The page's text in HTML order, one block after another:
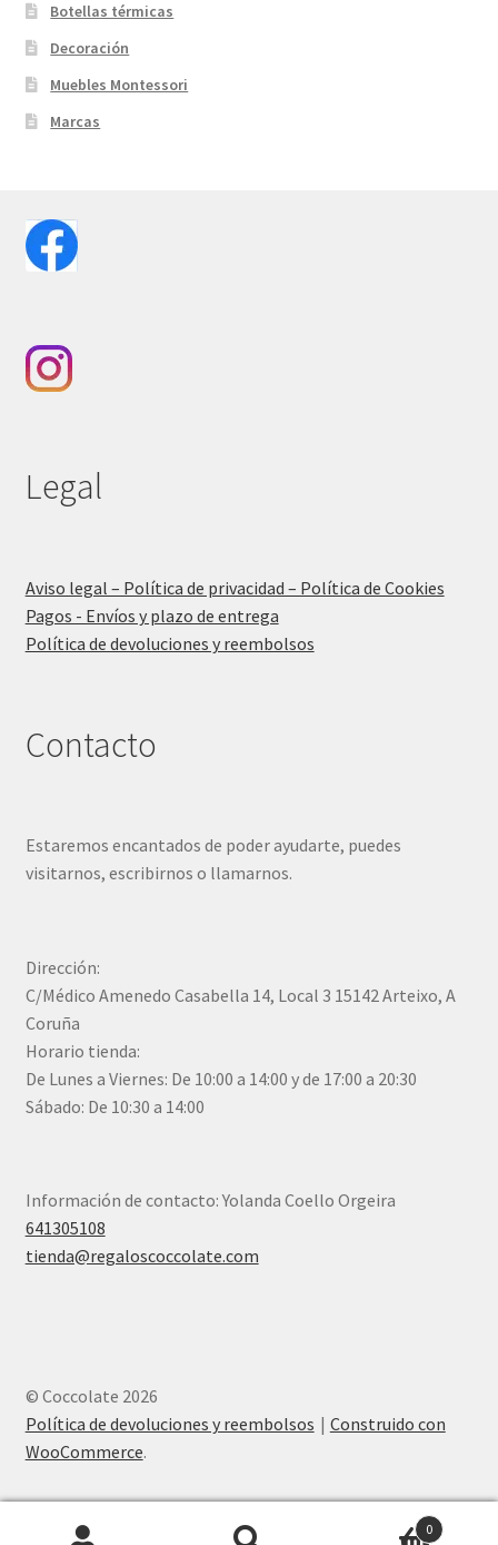
Botellas térmicas
Decoración
Muebles Montessori
Marcas
Legal
Aviso legal – Política de privacidad – Política de Cookies
Pagos - Envíos y plazo de entrega
Política de devoluciones y reembolsos
Contacto
Estaremos encantados de poder ayudarte, puedes
visitarnos, escribirnos o llamarnos.
Dirección:
C/Médico Amenedo Casabella 14, Local 3 15142 Arteixo, A
Coruña
Horario tienda:
De Lunes a Viernes: De 10:00 a 14:00 y de 17:00 a 20:30
Sábado: De 10:30 a 14:00
Información de contacto: Yolanda Coello Orgeira
641305108
tienda@regaloscoccolate.com
© Coccolate 2026
Política de devoluciones y reembolsos
Construido con
WooCommerce.
0